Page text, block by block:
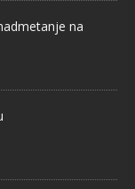
na